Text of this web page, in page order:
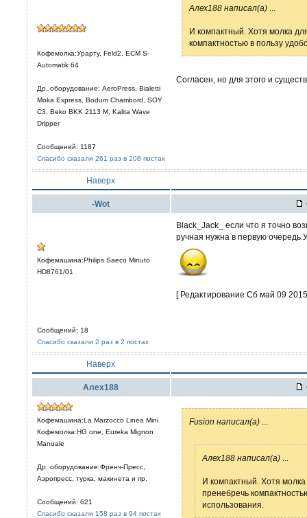
Кофемолка:Урарту, Feld2, ECM S-
Automatik 64
Др. оборудование: AeroPress, Bialetti
Moka Express, Bodum Chambord, SOY
C3, Beko BKK 2113 M, Kalita Wave
Dripper
Сообщений: 1187
Спасибо сказали 261 раз в 208 постах
Алех188 написал(а)
И компактный. Хотя молка
компактностью в пользу
Согласен, но для этого и
Наверх
-Wot
Кофемашина:Philips Saeco Minuto
HD8761/01
Сообщений: 18
Спасибо сказали 2 раз в 2 постах
Black_Jack_ если что я точно
ручная нужна в первую
[ Редактирование Сб май 09
Наверх
Алех188
Кофемашина:La Marzocco Linea Mini
Кофемолка:HG one, Eureka Mignon
Manuale
Др. оборудование:Френч-Пресс,
Аэропресс, турка, макинета и пр.
Сообщений: 621
Спасибо сказали 158 раз в 94 постах
Fusion написал(а)
Алех188 написал(а)
И компактный. Хотя
пренебречь
использования.